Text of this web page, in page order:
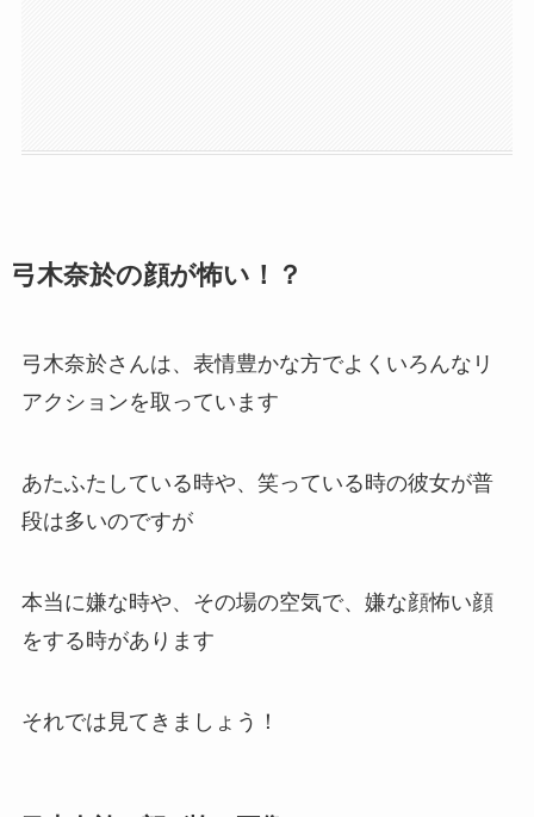
弓木奈於の顔が怖い！？
弓木奈於さんは、表情豊かな方でよくいろんなリ
アクションを取っています
あたふたしている時や、笑っている時の彼女が普
段は多いのですが
本当に嫌な時や、その場の空気で、嫌な顔怖い顔
をする時があります
それでは見てきましょう！